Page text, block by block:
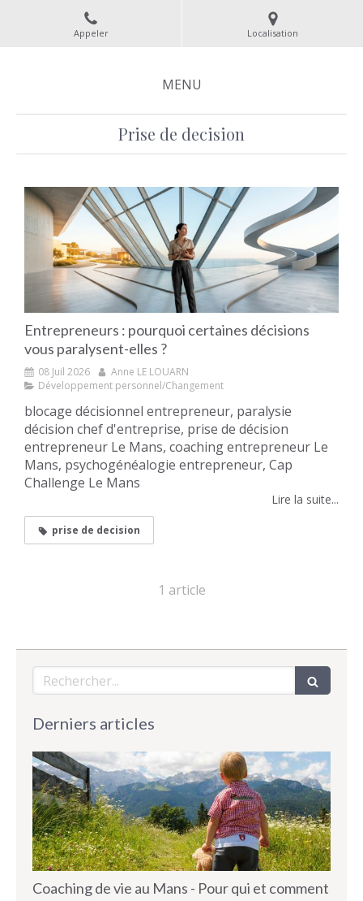
Appeler Localisation
MENU
Prise de decision
Entrepreneurs : pourquoi certaines décisions
vous paralysent-elles ?
08 Juil 2026
Anne LE LOUARN
Développement personnel/Changement
blocage décisionnel entrepreneur, paralysie
décision chef d'entreprise, prise de décision
entrepreneur Le Mans, coaching entrepreneur Le
Mans, psychogénéalogie entrepreneur, Cap
Challenge Le Mans
Lire la suite...
prise de decision
1 article
Rechercher
Derniers articles
Coaching de vie au Mans - Pour qui et comment